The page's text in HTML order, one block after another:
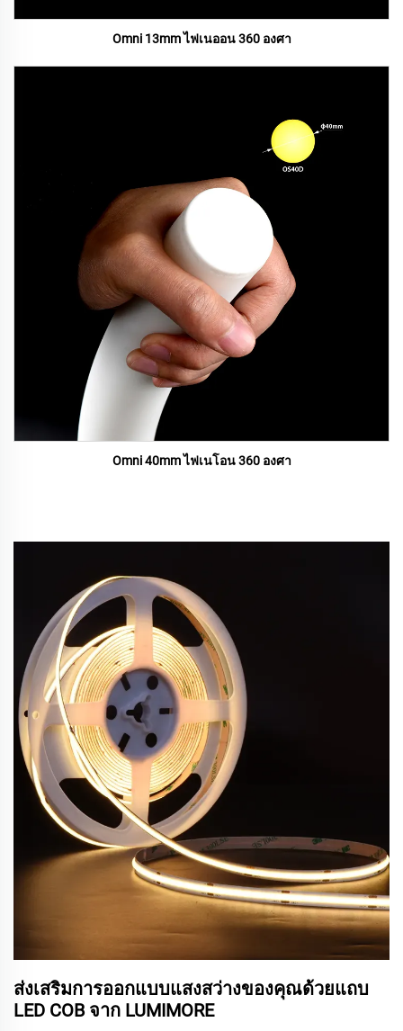
Omni 13mm ไฟเนออน 360 องศา
Omni 40mm ไฟเนโอน 360 องศา
ส่งเสริมการออกแบบแสงสว่างของคุณด้วยแถบ
LED COB จาก LUMIMORE